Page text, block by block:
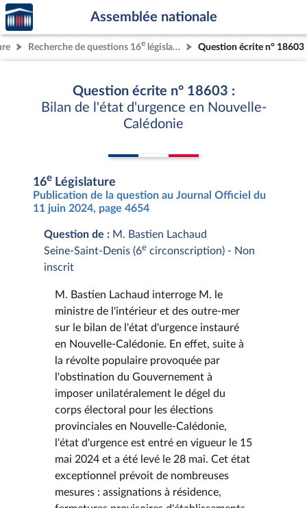
Aller au contenu
Aller en bas de la page
Accèder
à la
page
d'accueil
Assemblée nationale
Recherche de questions 16e législature Question écrite n° 18603
Question écrite n° 18603 :
Bilan de l'état d'urgence en Nouvelle-
Calédonie
16e Législature
Publication de la question au Journal Officiel du
11 juin 2024, page 4654
Question de : M. Bastien Lachaud
Seine-Saint-Denis (6e circonscription) - Non
inscrit
M. Bastien Lachaud interroge M. le
ministre de l'intérieur et des outre-mer
sur le bilan de l'état d'urgence instauré
en Nouvelle-Calédonie. En effet, suite à
la révolte populaire provoquée par
l'obstination du Gouvernement à
imposer unilatéralement le dégel du
corps électoral pour les élections
provinciales en Nouvelle-Calédonie,
l'état d'urgence est entré en vigueur le 15
mai 2024 et a été levé le 28 mai. Cet état
exceptionnel prévoit de nombreuses
mesures : assignations à résidence,